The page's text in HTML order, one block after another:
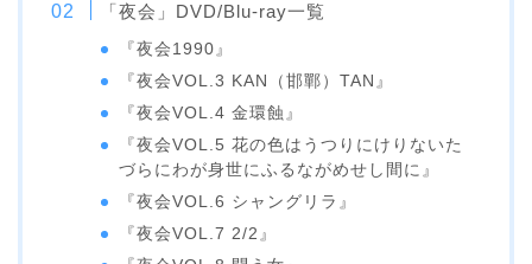
「夜会」DVD/Blu-ray一覧
『夜会1990』
『夜会VOL.3 KAN（邯鄲）TAN』
『夜会VOL.4 金環蝕』
『夜会VOL.5 花の色はうつりにけりないた
づらにわが身世にふるながめせし間に』
『夜会VOL.6 シャングリラ』
『夜会VOL.7 2/2』